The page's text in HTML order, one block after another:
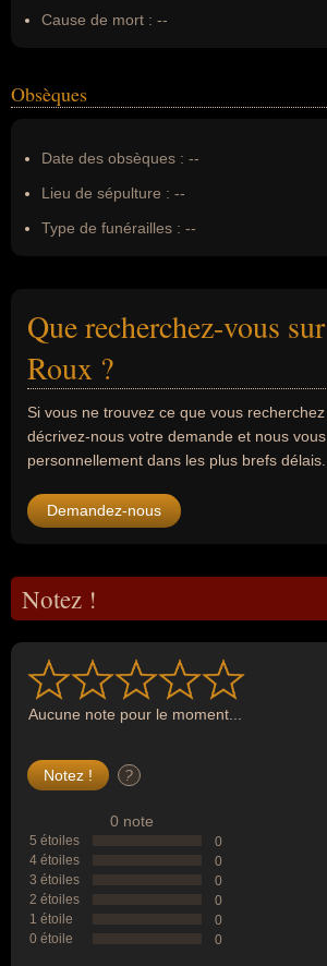
Cause de mort : --
Obsèques
Date des obsèques : --
Lieu de sépulture : --
Type de funérailles : --
Que recherchez-vous
Roux ?
Si vous ne trouvez ce que vous recherchez
décrivez-nous votre demande et nous
personnellement dans les plus brefs délais.
Demandez-nous
Notez !
Aucune note pour le moment...
?
0 note
5 étoiles
0
4 étoiles
0
3 étoiles
0
2 étoiles
0
1 étoile
0
0 étoile
0